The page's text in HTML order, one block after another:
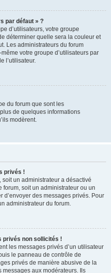
par défaut » ?
d’utilisateurs, votre groupe
déterminer quelle sera la couleur et
Les administrateurs du forum
votre groupe d’utilisateurs par
l’utilisateur.
du forum que sont les
de quelques informations
modèrent.
privés !
soit un administrateur a désactivé
soit un administrateur ou un
des messages privés. Pour
administrateur du forum.
privés non sollicités !
les messages privés d’un utilisateur
le panneau de contrôle de
privés de manière abusive de la
messages aux modérateurs. Ils